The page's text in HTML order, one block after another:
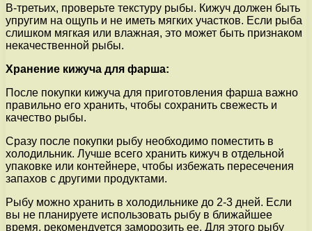
В-третьих, проверьте текстуру рыбы. Кижуч должен быть
упругим на ощупь и не иметь мягких участков. Если рыба
слишком мягкая или влажная, это может быть признаком
некачественной рыбы.
Хранение кижуча для фарша:
После покупки кижуча для приготовления фарша важно
правильно его хранить, чтобы сохранить свежесть и
качество рыбы.
Сразу после покупки рыбу необходимо поместить в
холодильник. Лучше всего хранить кижуч в отдельной
упаковке или контейнере, чтобы избежать пересечения
запахов с другими продуктами.
Рыбу можно хранить в холодильнике до 2-3 дней. Если
вы не планируете использовать рыбу в ближайшее
время, рекомендуется заморозить ее. Для этого рыбу